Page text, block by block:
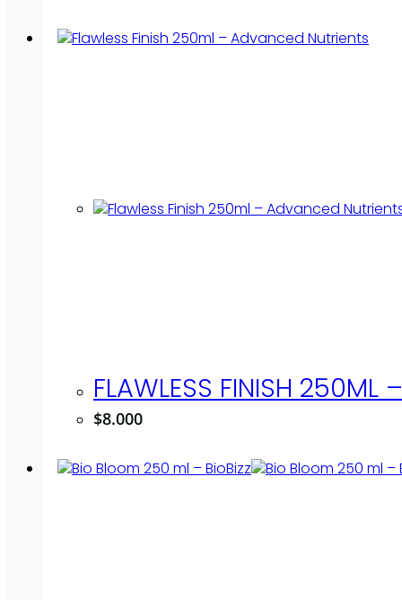
FLAWLESS FINISH 250ML
$8.000